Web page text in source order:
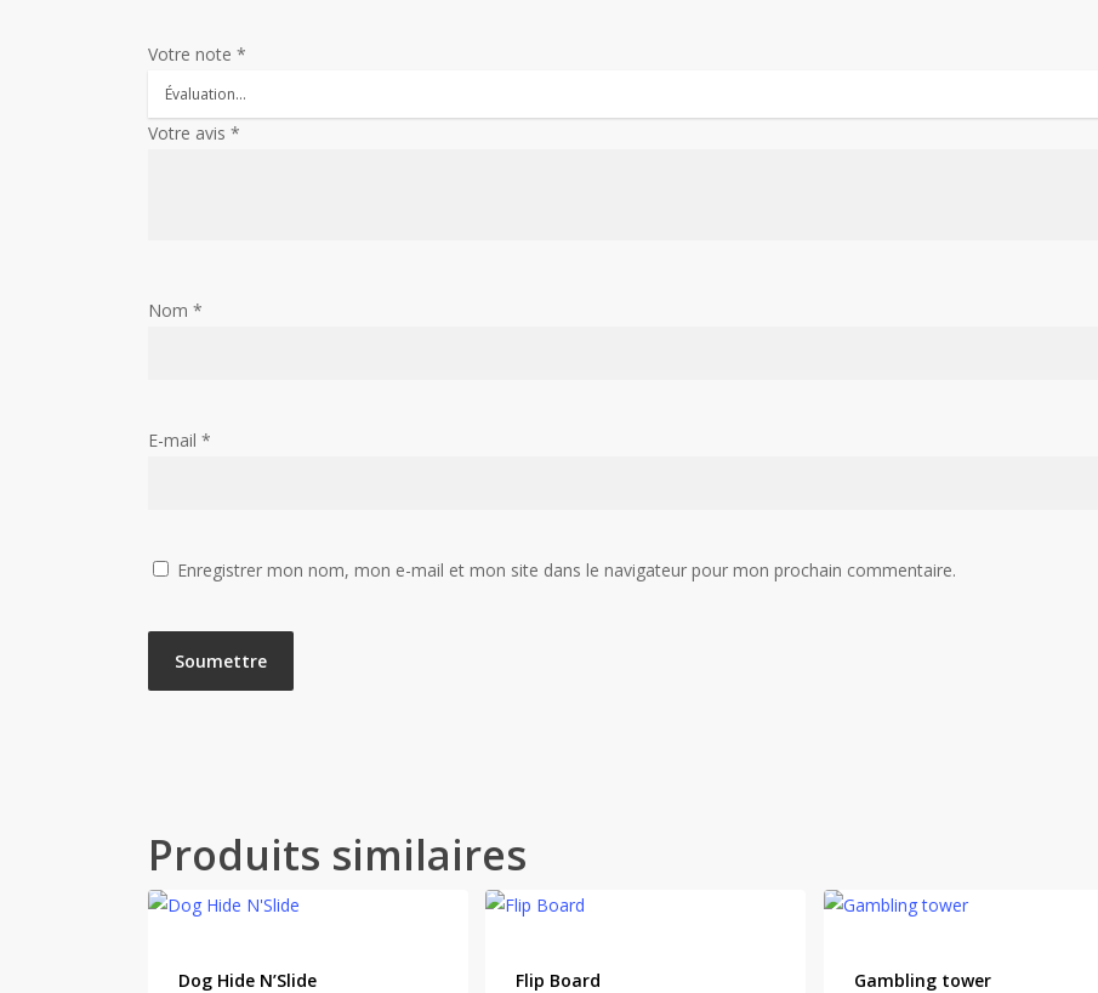
Votre note *
Votre avis *
Nom *
E-mail *
Enregistrer mon nom, mon e-mail et mon site dans le navigateur pour mon prochain commentaire.
Produits similaires
Dog Hide N’Slide Flip Board Gambling tower